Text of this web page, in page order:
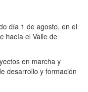
día 1 de agosto, en el
hacía el Valle de
en marcha y
desarrollo y formación